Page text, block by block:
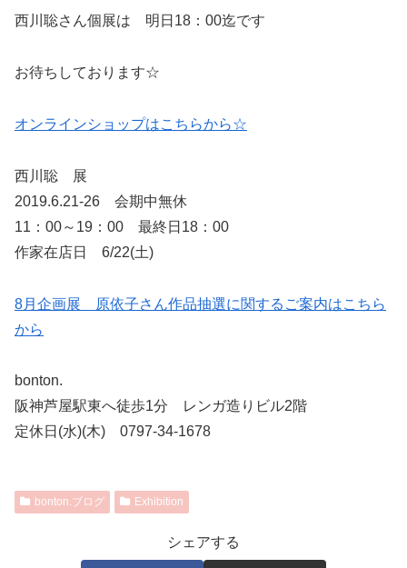
西川聡さん個展は 明日18：00迄です
お待ちしております☆
オンラインショップはこちらから☆
西川聡 展
2019.6.21-26 会期中無休
11：00～19：00 最終日18：00
作家在店日 6/22(土)
8月企画展 原依子さん作品抽選に関するご案内はこちら
から
bonton.
阪神芦屋駅東へ徒歩1分 レンガ造りビル2階
定休日(水)(木) 0797-34-1678
bonton.ブログ Exhibition
シェアする